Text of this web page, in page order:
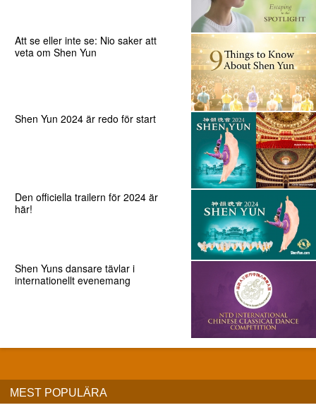
Att se eller inte se: Nio saker att
veta om Shen Yun
Shen Yun 2024 är redo för start
Den officiella trailern för 2024 är
här!
Shen Yuns dansare tävlar i
internationellt evenemang
MEST POPULÄRA